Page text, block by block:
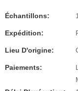
Échantillons:
Expédition:
Lieu D'origine:
Paiements: